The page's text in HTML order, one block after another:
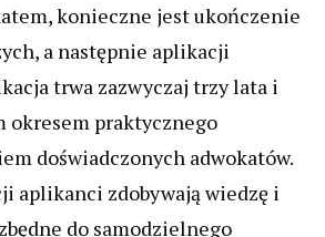
konieczne jest ukończenie
a następnie aplikacji
trwa zazwyczaj trzy lata i
okresem praktycznego
doświadczonych adwokatów.
aplikanci zdobywają wiedzę i
do samodzielnego